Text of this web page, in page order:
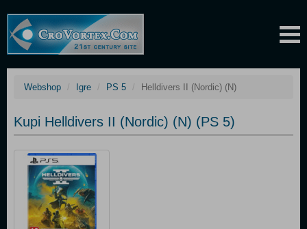
Webshop Igre PS 5 Helldivers II (Nordic) (N)
Kupi Helldivers II (Nordic) (N) (PS 5)